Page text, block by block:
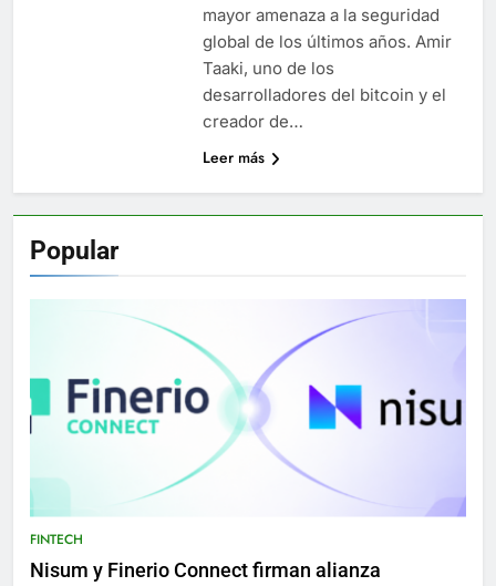
mayor amenaza a la seguridad
global de los últimos años. Amir
Taaki, uno de los
desarrolladores del bitcoin y el
creador de…
Leer más
Popular
FINTECH
Nisum y Finerio Connect firman alianza